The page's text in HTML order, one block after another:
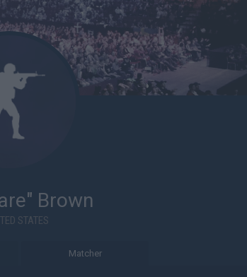
Brown
STATES
Matcher